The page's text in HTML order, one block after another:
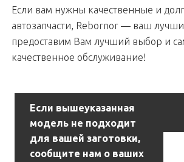
Если вам нужны качественные и
автозапчасти, Rebornor — ваш
предоставим Вам лучший выбор и
качественное обслуживание!
Если вышеуказанная
модель не подходит
для вашей заготовки,
сообщите нам о ваших